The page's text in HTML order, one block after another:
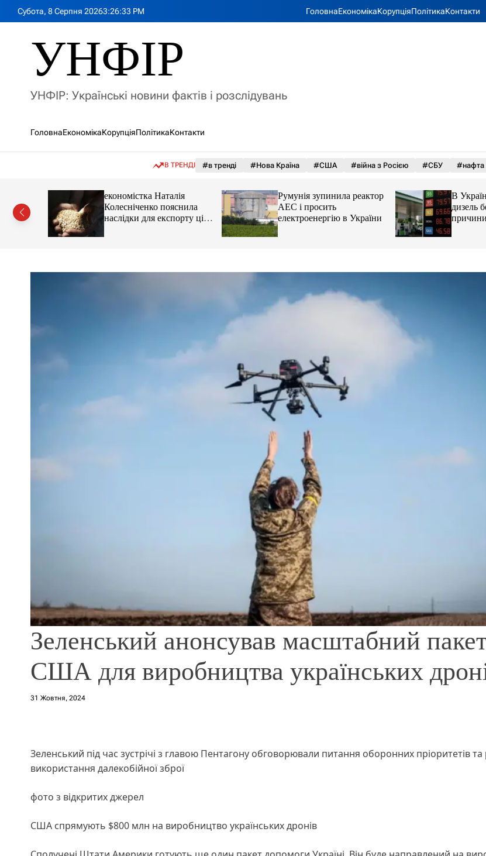
Субота, 8 Серпня 20263:26:34 PM ГоловнаЕкономікаКорупціяПолітикаКонтакти
УНФІР
УНФІР: Українські новини фактів і розслідувань
ГоловнаЕкономікаКорупціяПолітикаКонтакти
В ТРЕНДІ #в тренді #Нова Країна #США #війна з Росією #СБУ #нафта
економістка Наталія
Колесніченко пояснила
наслідки для експорту цін і
Румунія зупинила реактор
АЕС і просить
електроенергію в України
В
дизель
Зеленський анонсував масштабний
США для виробництва українських
31 Жовтня, 2024
Зеленський під час зустрічі з главою Пентагону обговорювали питання оборонних пріоритетів
використання далекобійної зброї
фото з відкритих джерел
США спрямують $800 млн на виробництво українських дронів